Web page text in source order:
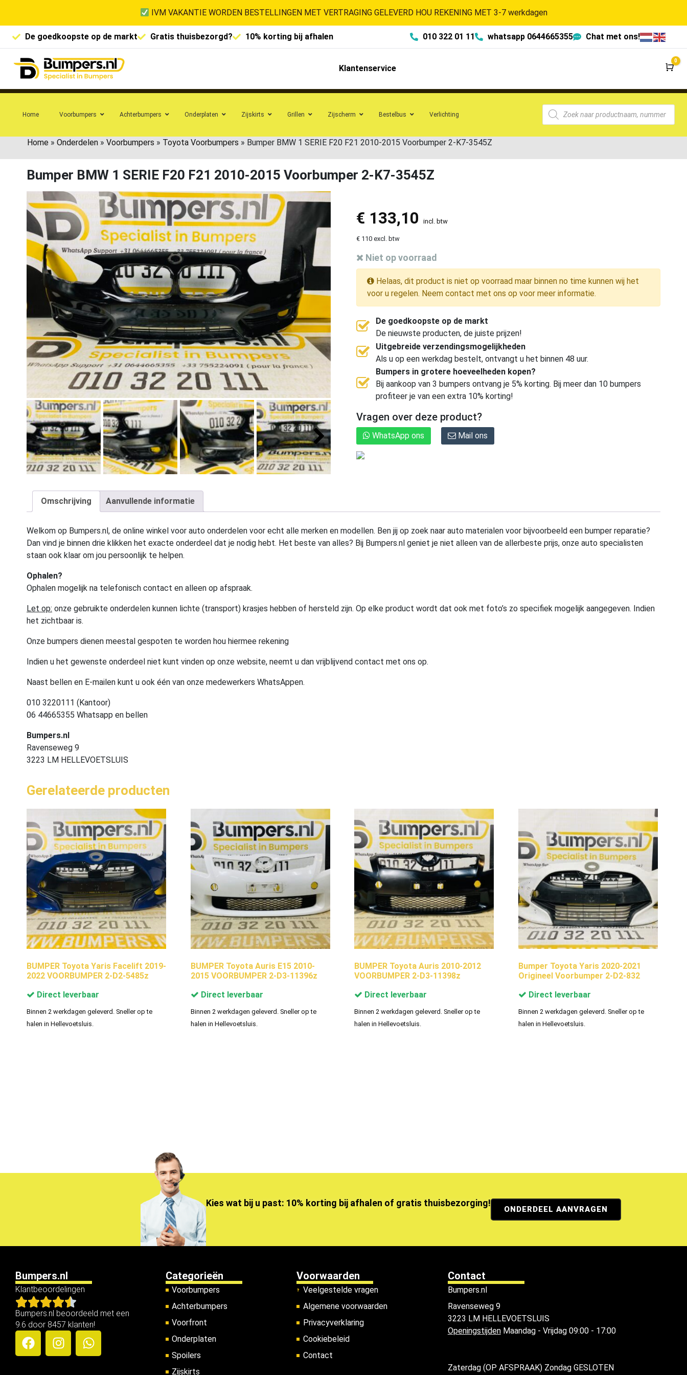
IVM VAKANTIE WORDEN BESTELLINGEN MET VERTRAGING GELEVERD HOU REKENING MET 3-7 werkdagen
De goedkoopste op de markt Gratis thuisbezorgd? 10% korting bij afhalen 010 322 01 11 whatsapp 0644665355 Chat met ons!
Klantenservice
0
Home Voorbumpers Achterbumpers Onderplaten Zijskirts Grillen Zijscherm Bestelbus Verlichting
Home » Onderdelen » Voorbumpers » Toyota Voorbumpers » Bumper BMW 1 SERIE F20 F21 2010-2015 Voorbumper 2-K7-3545Z
Bumper BMW 1 SERIE F20 F21 2010-2015 Voorbumper 2-K7-3545Z
€ 133,10 incl. btw
€ 110 excl. btw
Niet op voorraad
Helaas, dit product is niet op voorraad maar binnen no time kunnen wij het
voor u regelen. Neem contact met ons op voor meer informatie.
De goedkoopste op de markt
De nieuwste producten, de juiste prijzen!
Uitgebreide verzendingsmogelijkheden
Als u op een werkdag bestelt, ontvangt u het binnen 48 uur.
Bumpers in grotere hoeveelheden kopen?
Bij aankoop van 3 bumpers ontvang je 5% korting. Bij meer dan 10 bumpers
profiteer je van een extra 10% korting!
Vragen over deze product?
WhatsApp ons Mail ons
Omschrijving Aanvullende informatie
Welkom op Bumpers.nl, de online winkel voor auto onderdelen voor echt alle merken en modellen. Ben jij op zoek naar auto materialen voor bijvoorbeeld een bumper reparatie?
Dan vind je binnen drie klikken het exacte onderdeel dat je nodig hebt. Het beste van alles? Bij Bumpers.nl geniet je niet alleen van de allerbeste prijs, onze auto specialisten
staan ook klaar om jou persoonlijk te helpen.
Ophalen?
Ophalen mogelijk na telefonisch contact en alleen op afspraak.
Let op: onze gebruikte onderdelen kunnen lichte (transport) krasjes hebben of hersteld zijn. Op elke product wordt dat ook met foto’s zo specifiek mogelijk aangegeven. Indien
het zichtbaar is.
Onze bumpers dienen meestal gespoten te worden hou hiermee rekening
Indien u het gewenste onderdeel niet kunt vinden op onze website, neemt u dan vrijblijvend contact met ons op.
Naast bellen en E-mailen kunt u ook één van onze medewerkers WhatsAppen.
010 3220111 (Kantoor)
06 44665355 Whatsapp en bellen
Bumpers.nl
Ravenseweg 9
3223 LM HELLEVOETSLUIS
Gerelateerde producten
BUMPER Toyota Yaris Facelift 2019-
2022 VOORBUMPER 2-D2-5485z
Direct leverbaar
Binnen 2 werkdagen geleverd. Sneller op te
halen in Hellevoetsluis.
BUMPER Toyota Auris E15 2010-
2015 VOORBUMPER 2-D3-11396z
Direct leverbaar
Binnen 2 werkdagen geleverd. Sneller op te
halen in Hellevoetsluis.
BUMPER Toyota Auris 2010-2012
VOORBUMPER 2-D3-11398z
Direct leverbaar
Binnen 2 werkdagen geleverd. Sneller op te
halen in Hellevoetsluis.
Bumper Toyota Yaris 2020-2021
Origineel Voorbumper 2-D2-832
Direct leverbaar
Binnen 2 werkdagen geleverd. Sneller op te
halen in Hellevoetsluis.
Kies wat bij u past: 10% korting bij afhalen of gratis thuisbezorging!
ONDERDEEL AANVRAGEN
Bumpers.nl
Klantbeoordelingen
Bumpers.nl beoordeeld met een
9.6 door 8457 klanten!
Categorieën
Voorbumpers
Achterbumpers
Voorfront
Onderplaten
Spoilers
Zijskirts
Voorwaarden
Veelgestelde vragen
Algemene voorwaarden
Privacyverklaring
Cookiebeleid
Contact
Contact
Bumpers.nl
Ravenseweg 9
3223 LM HELLEVOETSLUIS
OpeningstijdenMaandag - Vrijdag 09:00 - 17:00
Zaterdag (OP AFSPRAAK) Zondag GESLOTEN